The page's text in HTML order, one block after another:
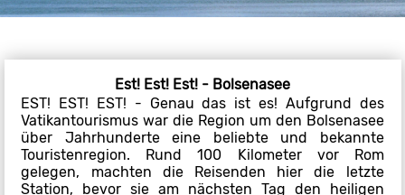
Est! Est! Est! - Bolsenasee
EST! EST! EST! - Genau das ist es! Aufgrund des
Vatikantourismus war die Region um den Bolsenasee
über Jahrhunderte eine beliebte und bekannte
Touristenregion. Rund 100 Kilometer vor Rom
gelegen, machten die Reisenden hier die letzte
Station, bevor sie am nächsten Tag den heiligen